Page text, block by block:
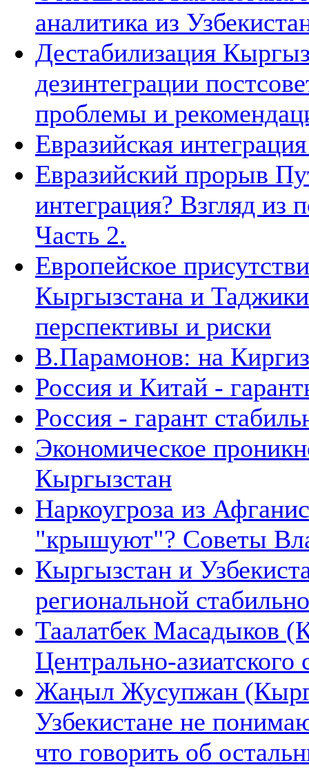
аналитика из
Дестабилизация
дезинтеграции
проблемы и
Евразийская
Евразийский прорыв
интеграция? Взгляд из
Часть 2.
Европейское
Кыргызстана и
перспективы и риски
В.Парамонов: на
Россия и Китай -
Россия - гарант
Экономическое
Кыргызстан
Наркоугроза из
"крышуют"? Советы
Кыргызстан и
региональной
Таалатбек Масадыков
Центрально-азиатского
Жаңыл Жусупжан
Узбекистане не
что говорить об